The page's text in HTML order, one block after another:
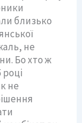
близько
не
Бо хто ж
році
не